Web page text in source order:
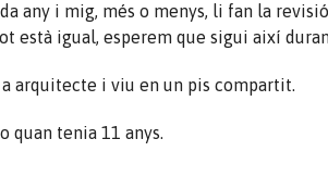
any i mig, més o menys, li fan la
està igual, esperem que sigui així
arquitecte i viu en un pis compartit.
quan tenia 11 anys.